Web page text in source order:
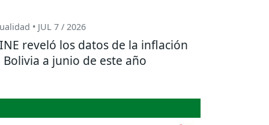
• JUL 7 / 2026
reveló los datos de la inflación
Bolivia a junio de este año